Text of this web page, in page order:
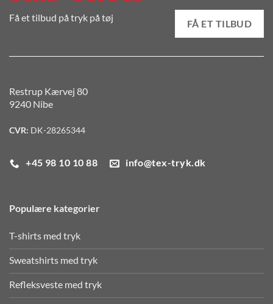
Få et tilbud på tryk på tøj
FÅ ET TILBUD
Restrup Kærvej 80
9240 Nibe
CVR: DK-28265344
+45 98 10 10 88 info@tex-tryk.dk
Populære kategorier
T-shirts med tryk
Sweatshirts med tryk
Refleksveste med tryk